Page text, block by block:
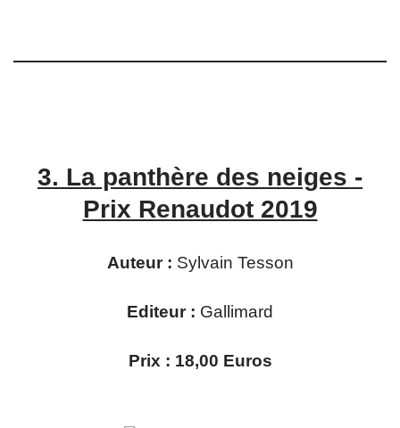
3. La panthère des neiges -
Prix Renaudot 2019
Auteur : Sylvain Tesson
Editeur : Gallimard
Prix : 18,00 Euros